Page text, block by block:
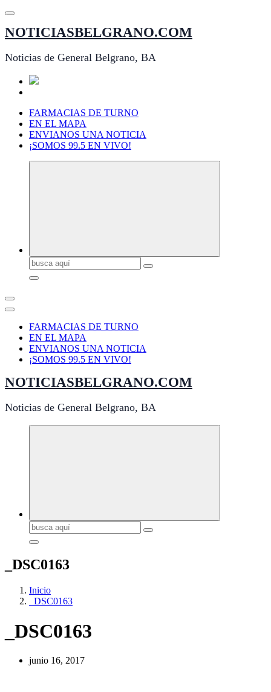
Saltar
contenido
NOTICIASBELGRANO.COM
Noticias de General Belgrano, BA
FARMACIAS DE TURNO
EN EL MAPA
ENVIANOS UNA NOTICIA
¡SOMOS 99.5 EN VIVO!
Buscar:
FARMACIAS DE TURNO
EN EL MAPA
ENVIANOS UNA NOTICIA
¡SOMOS 99.5 EN VIVO!
NOTICIASBELGRANO.COM
Noticias de General Belgrano, BA
Buscar:
_DSC0163
Inicio
_DSC0163
_DSC0163
junio 16, 2017